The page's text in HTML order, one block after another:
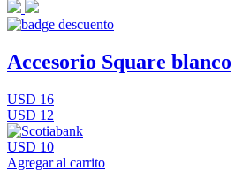
Accesorio Square blanco
USD 16
USD 12
USD 10
Agregar al carrito